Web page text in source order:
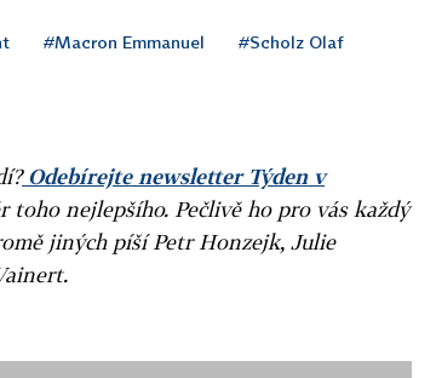
#Macron Emmanuel #Scholz Olaf
Odebírejte newsletter Týden v
toho nejlepšího. Pečlivě ho pro vás každý
jiných píší Petr Honzejk, Julie